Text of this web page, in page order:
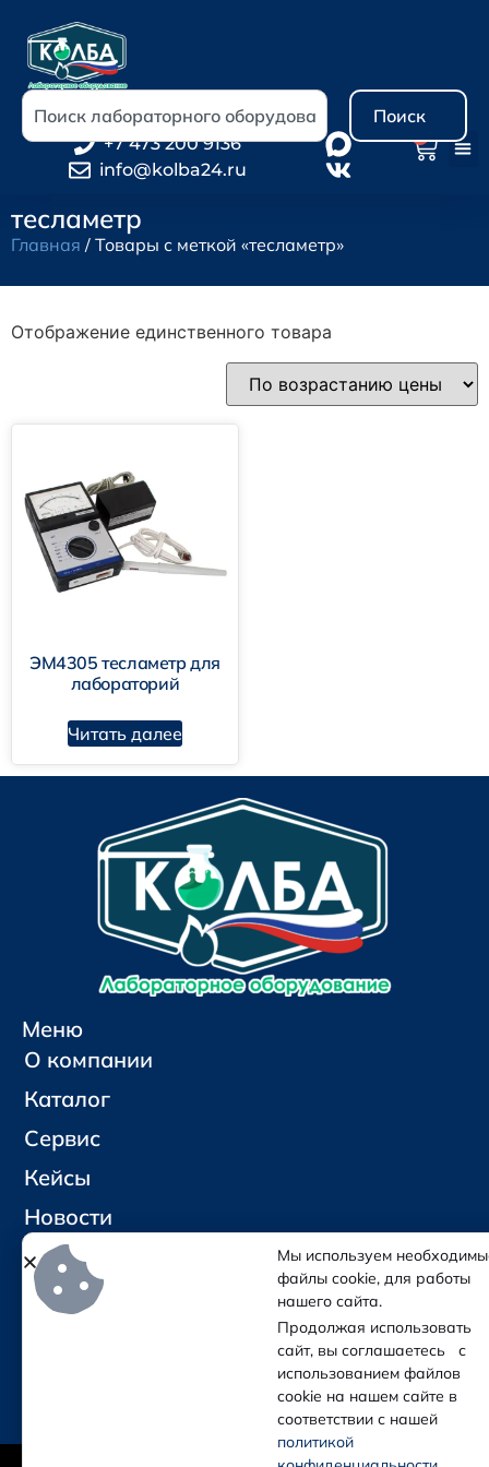
Поиск
+7 473 200 9136
info@kolba24.ru
тесламетр
Главная / Товары с меткой «тесламетр»
Отображение единственного товара
ЭМ4305 тесламетр для
лабораторий
Читать далее
Меню
О компании
Каталог
Сервис
Кейсы
Новости
Контакты
Социальные сети и контакты
(с) Колба — Лабораторное оборудование
Мы используем
файлы cookie, для работы
нашего сайта.
Продолжая использовать
сайт, вы соглашаетесь с
использованием файлов
cookie на нашем сайте в
соответствии с нашей
политикой